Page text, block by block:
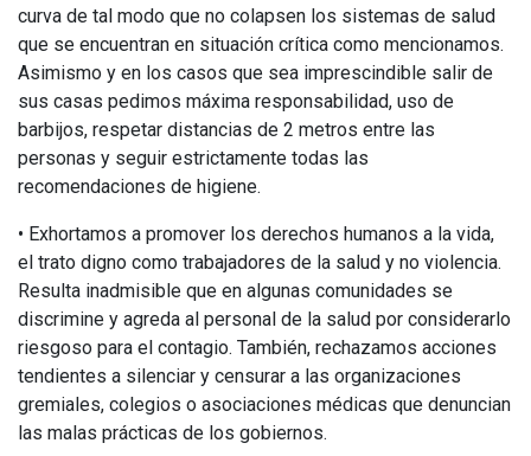
curva de tal modo que no colapsen los sistemas de salud
que se encuentran en situación crítica como mencionamos.
Asimismo y en los casos que sea imprescindible salir de
sus casas pedimos máxima responsabilidad, uso de
barbijos, respetar distancias de 2 metros entre las
personas y seguir estrictamente todas las
recomendaciones de higiene.
• Exhortamos a promover los derechos humanos a la vida,
el trato digno como trabajadores de la salud y no violencia.
Resulta inadmisible que en algunas comunidades se
discrimine y agreda al personal de la salud por considerarlo
riesgoso para el contagio. También, rechazamos acciones
tendientes a silenciar y censurar a las organizaciones
gremiales, colegios o asociaciones médicas que denuncian
las malas prácticas de los gobiernos.